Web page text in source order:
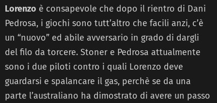
Lorenzo è consapevole che dopo il rientro di Dani
Pedrosa, i giochi sono tutt’altro che facili anzi, c’è
un “nuovo” ed abile avversario in grado di dargli
del filo da torcere. Stoner e Pedrosa attualmente
sono i due piloti contro i quali Lorenzo deve
guardarsi e spalancare il gas, perchè se da una
parte l’australiano ha dimostrato di avere un passo